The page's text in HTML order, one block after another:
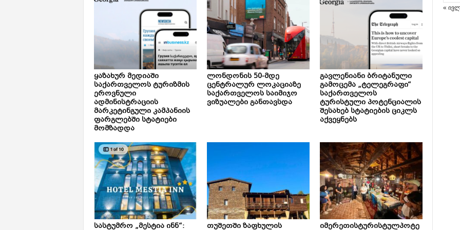
ყაზახურ მედიაში
საქართველოს ტურიზმის
ეროვნული
ადმინისტრაციის
მარკეტინგული კამპანიის
ფარგლებში სტატიები
მომზადდა
ლონდონის 50-მდე
ცენტრალურ ლოკაციაზე
საქართველოს საიმიჯო
ვიზუალები განთავსდა
გავლენიანი ბრიტანული
გამოცემა „ტელეგრაფი“
საქართველოს
ტურისტული პოტენციალის
შესახებ სტატიების ციკლს
აქვეყნებს
სასტუმრო „მესტია ინნ“: თუშეთში ზაფხულის იმერეთისტურისტულპოტე
«